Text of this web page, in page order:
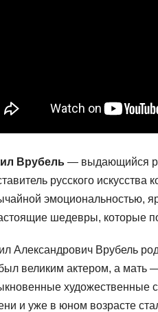
Врубель — выдающийся
русского
эмоциональностью,
шедевры, которые
Александрович Врубель
великим актером, а мать
художественные
и уже в юном возрасте